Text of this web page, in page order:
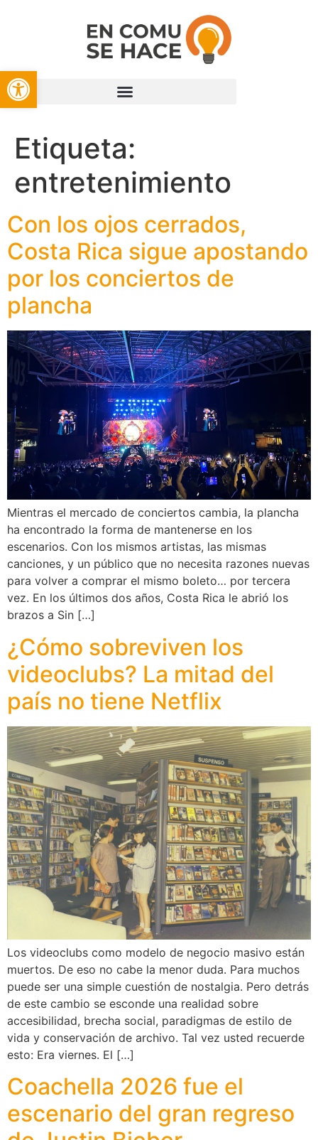
Open toolbar
Etiqueta:
entretenimiento
Con los ojos cerrados,
Costa Rica sigue apostando
por los conciertos de
plancha
Mientras el mercado de conciertos cambia, la plancha
ha encontrado la forma de mantenerse en los
escenarios. Con los mismos artistas, las mismas
canciones, y un público que no necesita razones nuevas
para volver a comprar el mismo boleto… por tercera
vez. En los últimos dos años, Costa Rica le abrió los
brazos a Sin […]
¿Cómo sobreviven los
videoclubs? La mitad del
país no tiene Netflix
Los videoclubs como modelo de negocio masivo están
muertos. De eso no cabe la menor duda. Para muchos
puede ser una simple cuestión de nostalgia. Pero detrás
de este cambio se esconde una realidad sobre
accesibilidad, brecha social, paradigmas de estilo de
vida y conservación de archivo. Tal vez usted recuerde
esto: Era viernes. El […]
Coachella 2026 fue el
escenario del gran regreso